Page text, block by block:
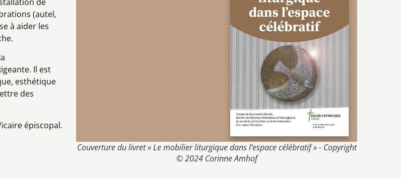
(autel,
à aider les
Il est
esthétique
des
épiscopal.
Couverture du livret « Le mobilier liturgique dans l’espace célébratif » - Copyright
© 2024 Corinne Amhof